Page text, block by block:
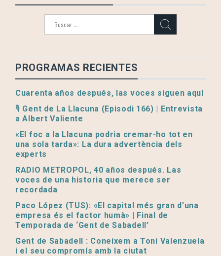
PROGRAMAS RECIENTES
Cuarenta años después, las voces siguen aquí
🎙️ Gent de La Llacuna (Episodi 166) | Entrevista
a Albert Valiente
«El foc a la Llacuna podria cremar-ho tot en
una sola tarda»: La dura advertència dels
experts
RADIO METROPOL, 40 años después. Las
voces de una historia que merece ser
recordada
Paco López (TUS): «El capital més gran d’una
empresa és el factor humà» | Final de
Temporada de ‘Gent de Sabadell’
Gent de Sabadell : Coneixem a Toni Valenzuela
i el seu compromís amb la ciutat